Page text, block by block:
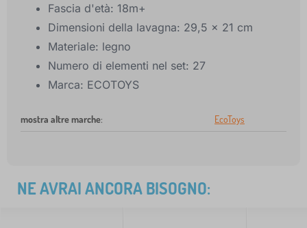
Fascia d'età: 18m+
Dimensioni della lavagna: 29,5 x 21 cm
Materiale: legno
Numero di elementi nel set: 27
Marca: ECOTOYS
mostra altre marche: EcoToys
NE AVRAI ANCORA BISOGNO: